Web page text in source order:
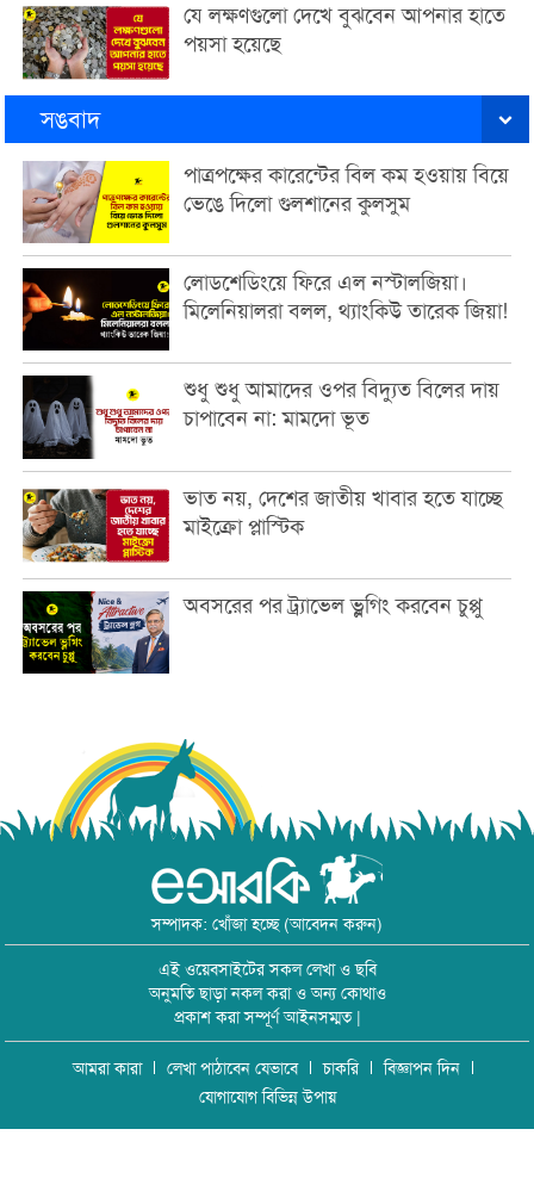
যে লক্ষণগুলো দেখে বুঝবেন আপনার হাতে
পয়সা হয়েছে
সঙবাদ
পাত্রপক্ষের কারেন্টের বিল কম হওয়ায় বিয়ে
ভেঙে দিলো গুলশানের কুলসুম
লোডশেডিংয়ে ফিরে এল নস্টালজিয়া।
মিলেনিয়ালরা বলল, থ্যাংকিউ তারেক জিয়া!
শুধু শুধু আমাদের ওপর বিদ্যুত বিলের দায়
চাপাবেন না: মামদো ভূত
ভাত নয়, দেশের জাতীয় খাবার হতে যাচ্ছে
মাইক্রো প্লাস্টিক
অবসরের পর ট্র্যাভেল ভ্লগিং করবেন চুপ্পু
সম্পাদক: খোঁজা হচ্ছে (আবেদন করুন)
এই ওয়েবসাইটের সকল লেখা ও ছবি
অনুমতি ছাড়া নকল করা ও অন্য কোথাও
প্রকাশ করা সম্পূর্ণ আইনসম্মত |
আমরা কারা লেখা পাঠাবেন যেভাবে চাকরি
বিজ্ঞাপন দিন
যোগাযোগ বিভিন্ন উপায়